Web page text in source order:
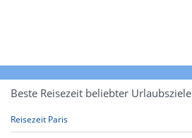
Beste Reisezeit beliebter Urlaubsziele
Reisezeit Paris